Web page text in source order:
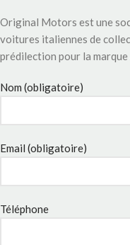
Original Motors est une
voitures italiennes de
prédilection pour la marque
Nom (obligatoire)
Email (obligatoire)
Téléphone